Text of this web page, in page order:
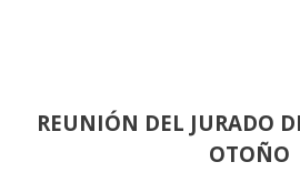
REUNIÓN DEL JURADO
OTOÑO